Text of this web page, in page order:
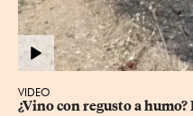
VIDEO
¿Vino con regusto a